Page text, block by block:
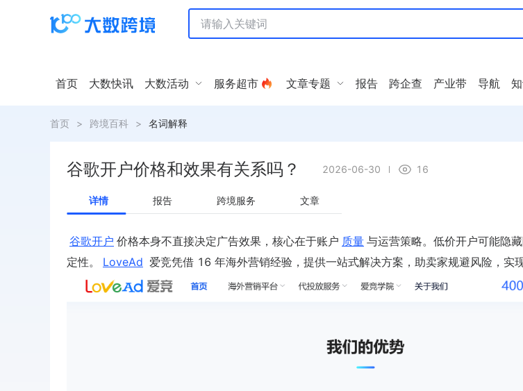
首页 大数快讯 大数活动 服务超市 文章专题 报告 跨企查 产业带 导航
首页 > 跨境百科 > 名词解释
谷歌开户价格和效果有关系吗？ 2026-06-30 16
详情 报告 跨境服务 文章
谷歌开户 价格本身不直接决定广告效果，核心在于账户 质量 与运营策略。低价开户可能隐
定性。
LoveAd 爱竞凭借 16 年海外营销经验，提供一站式解决方案，助卖家规避风险，实现